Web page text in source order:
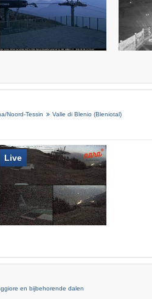
​Noord-Tessin Valle di Blenio (Bleniotal)
Live
en bijbehorende dalen